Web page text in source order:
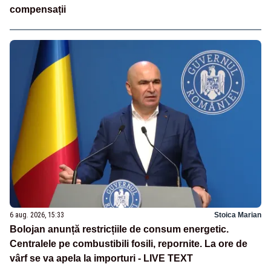
compensații
6 aug. 2026, 15:33 Stoica Marian
Bolojan anunță restricțiile de consum energetic.
Centralele pe combustibili fosili, repornite. La ore de
vârf se va apela la importuri - LIVE TEXT